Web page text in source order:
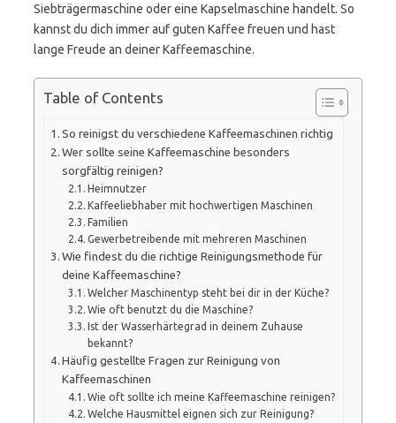
Siebträgermaschine oder eine Kapselmaschine handelt. So
kannst du dich immer auf guten Kaffee freuen und hast
lange Freude an deiner Kaffeemaschine.
Table of Contents
So reinigst du verschiedene Kaffeemaschinen richtig
Wer sollte seine Kaffeemaschine besonders
sorgfältig reinigen?
Heimnutzer
Kaffeeliebhaber mit hochwertigen Maschinen
Familien
Gewerbetreibende mit mehreren Maschinen
Wie findest du die richtige Reinigungsmethode für
deine Kaffeemaschine?
Welcher Maschinentyp steht bei dir in der Küche?
Wie oft benutzt du die Maschine?
Ist der Wasserhärtegrad in deinem Zuhause
bekannt?
Häufig gestellte Fragen zur Reinigung von
Kaffeemaschinen
Wie oft sollte ich meine Kaffeemaschine reinigen?
Welche Hausmittel eignen sich zur Reinigung?